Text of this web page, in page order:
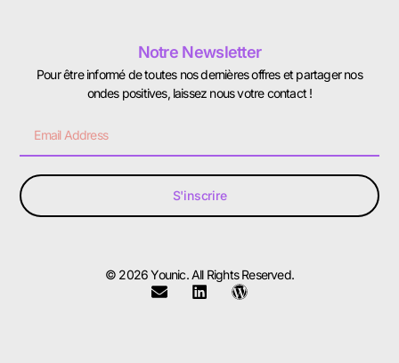
Notre Newsletter
Pour être informé de toutes nos dernières offres et partager nos
ondes positives, laissez nous votre contact !
S'inscrire
© 2026 Younic. All Rights Reserved.